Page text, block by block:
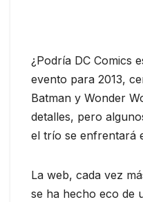
¿Podría DC Comics
evento para 2013,
Batman y Wonder
detalles, pero
el trío se enfrentará
La web, cada vez
se ha hecho eco de